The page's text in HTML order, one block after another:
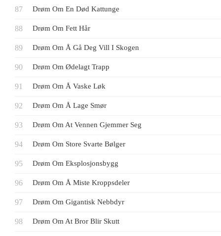
Drøm Om En Død Kattunge
Drøm Om Fett Hår
Drøm Om Å Gå Deg Vill I Skogen
Drøm Om Ødelagt Trapp
Drøm Om Å Vaske Løk
Drøm Om Å Lage Smør
Drøm Om At Vennen Gjemmer Seg
Drøm Om Store Svarte Bølger
Drøm Om Eksplosjonsbygg
Drøm Om Å Miste Kroppsdeler
Drøm Om Gigantisk Nebbdyr
Drøm Om At Bror Blir Skutt